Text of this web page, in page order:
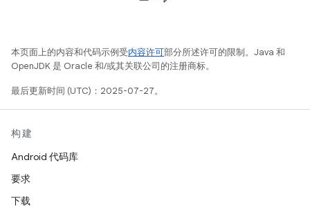
本页面上的内容和代码示例受内容许可部分所述许可的限制。Java 和
OpenJDK 是 Oracle 和/或其关联公司的注册商标。
最后更新时间 (UTC)：2025-07-27。
构建
Android 代码库
要求
下载